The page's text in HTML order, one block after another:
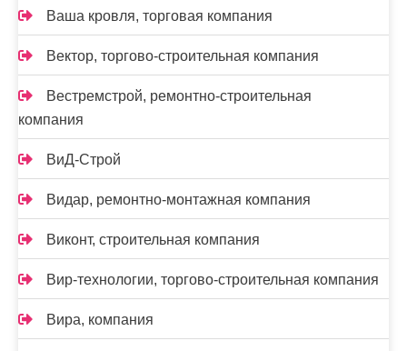
Ваша кровля, торговая компания
Вектор, торгово-строительная компания
Вестремстрой, ремонтно-строительная
компания
ВиД-Строй
Видар, ремонтно-монтажная компания
Виконт, строительная компания
Вир-технологии, торгово-строительная компания
Вира, компания